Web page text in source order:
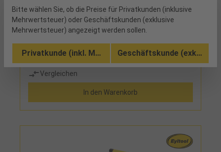
ab Werk
HandschutzLieferumfang:Einzelgerät, 1 Satz feste,
wechselbare Messanschläge zur Abdeckung des
Messbereiches, 1 analoge Messuhr und Etui
Vergleichen
In den Warenkorb
Bitte wählen Sie, ob die Preise für Privatkunden (inklusive
Mehrwertsteuer) oder Geschäftskunden (exklusive
Mehrwertsteuer) angezeigt werden sollen.
Privatkunde (inkl. MwSt.) Geschäftskunde (exkl.